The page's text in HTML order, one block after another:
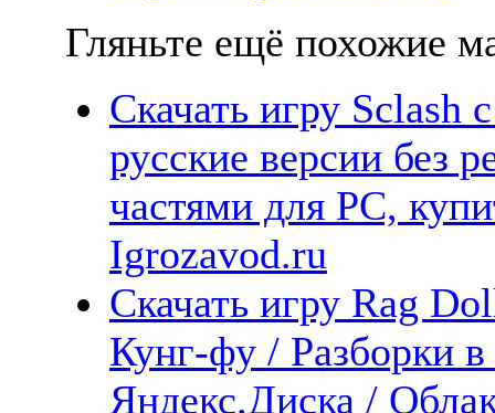
Гляньте ещё похожие
Скачать игру Sclash
русские версии без
частями для PC,
Igrozavod.ru
Скачать игру Rag
Кунг-фу / Разборки
Яндекс.Диска /